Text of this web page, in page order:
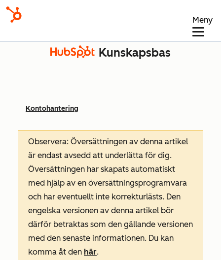
Meny
Kunskapsbas
Kontohantering
Observera: Översättningen av denna artikel
är endast avsedd att underlätta för dig.
Översättningen har skapats automatiskt
med hjälp av en översättningsprogramvara
och har eventuellt inte korrekturlästs. Den
engelska versionen av denna artikel bör
därför betraktas som den gällande versionen
med den senaste informationen. Du kan
komma åt den här.